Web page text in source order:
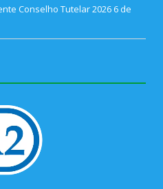
Conselho Tutelar 2026 6 de